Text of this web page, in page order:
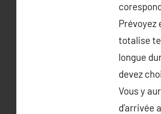
Prévoyez
totalise
longue
devez
Vous y
d’arrivée